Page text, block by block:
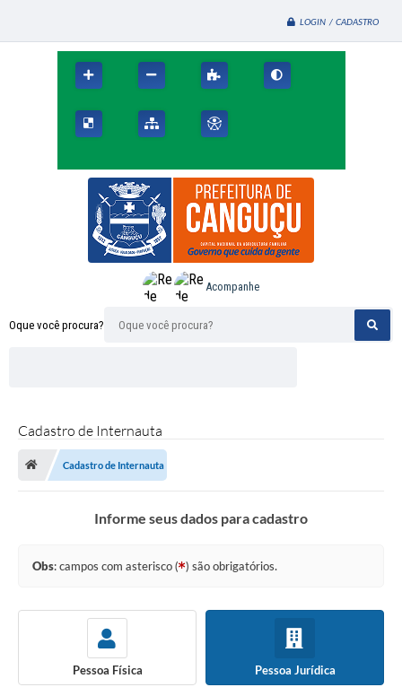
LOGIN / CADASTRO
Oque você procura?
Acompanhe
Cadastro de Internauta
Cadastro de Internauta
Informe seus dados para cadastro
Obs: campos com asterisco ( ) são obrigatórios.
Pessoa Física Pessoa Jurídica